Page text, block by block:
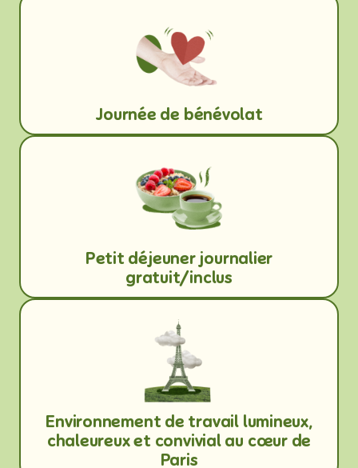
Journée de bénévolat
Petit déjeuner journalier
gratuit/inclus
Environnement de travail lumineux,
chaleureux et convivial au cœur de
Paris